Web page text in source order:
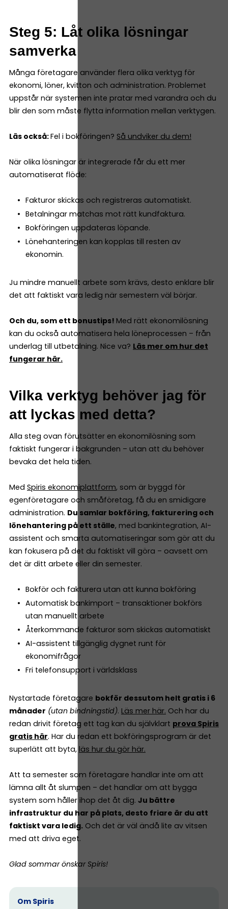
Steg 5: Låt olika lösningar
samverka
Många företagare använder flera olika verktyg för
ekonomi, löner, kvitton och administration. Problemet
uppstår när systemen inte pratar med varandra och du
blir den som måste flytta information mellan verktygen.
Läs också:Fel i bokföringen? Så undviker du dem!
När olika lösningar är integrerade får du ett mer
automatiserat flöde:
Fakturor skickas och registreras automatiskt.
Betalningar matchas mot rätt kundfaktura.
Bokföringen uppdateras löpande.
Lönehanteringen kan kopplas till resten av
ekonomin.
Ju mindre manuellt arbete som krävs, desto enklare blir
det att faktiskt vara ledig när semestern väl börjar.
Och du, som ett bonustips! Med rätt ekonomilösning
kan du också automatisera hela löneprocessen – från
underlag till utbetalning. Nice va? Läs mer om hur det
fungerar här.
Vilka verktyg behöver jag för
att lyckas med detta?
Alla steg ovan förutsätter en ekonomilösning som
faktiskt fungerar i bakgrunden – utan att du behöver
bevaka det hela tiden.
Med Spiris ekonomiplattform, som är byggd för
egenföretagare och småföretag, få du en smidigare
administration. Du samlar bokföring, fakturering och
lönehantering på ett ställe, med bankintegration, AI-
assistent och smarta automatiseringar som gör att du
kan fokusera på det du faktiskt vill göra – oavsett om
det är ditt arbete eller din semester.
Bokför och fakturera utan att kunna bokföring
Automatisk bankimport – transaktioner bokförs
utan manuellt arbete
Återkommande fakturor som skickas automatiskt
AI-assistent tillgänglig dygnet runt för
ekonomifrågor
Fri telefonsupport i världsklass
Nystartade företagare bokför dessutom helt gratis i 6
månader (utan bindningstid). Läs mer här. Och har du
redan drivit företag ett tag kan du självklart prova Spiris
gratis här. Har du redan ett bokföringsprogram är det
superlätt att byta, läs hur du gör här.
Att ta semester som företagare handlar inte om att
lämna allt åt slumpen – det handlar om att bygga
system som håller ihop det åt dig. Ju bättre
infrastruktur du har på plats, desto friare är du att
faktiskt vara ledig. Och det är väl ändå lite av vitsen
med att driva eget.
Glad sommar önskar Spiris!
Om Spiris